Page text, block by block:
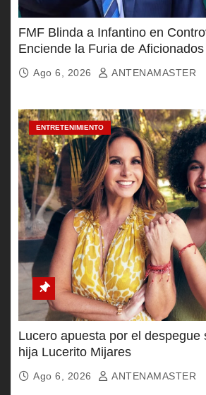
FMF Blinda a Infantino en
Enciende la Furia de Aficionados
Ago 6, 2026 ANTENAMASTER
ENTRETENIMIENTO
Lucero apuesta por el despegue
hija Lucerito Mijares
Ago 6, 2026 ANTENAMASTER